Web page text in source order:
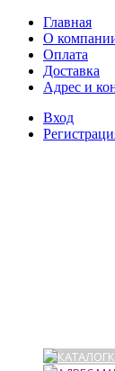
Главная
О
Оплата
Доставка
Адрес и
Вход